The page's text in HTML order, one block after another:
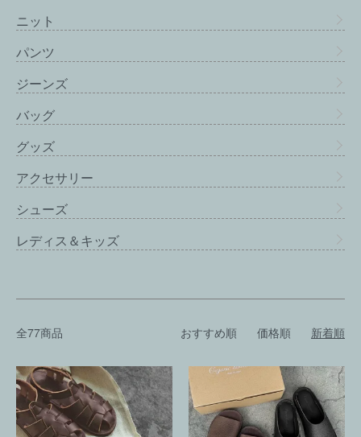
ニット
パンツ
ジーンズ
バッグ
グッズ
アクセサリー
シューズ
レディス＆キッズ
全77商品 おすすめ順 価格順 新着順